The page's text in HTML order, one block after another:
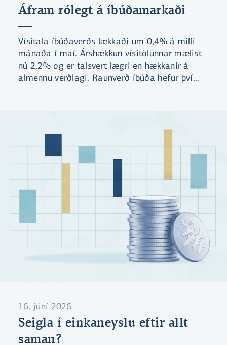
Áfram rólegt á íbúðamarkaði
Vísitala íbúðaverðs lækkaði um 0,4% á milli
mánaða í maí. Árshækkun vísitölunnar mælist
nú 2,2% og er talsvert lægri en hækkanir á
almennu verðlagi. Raunverð íbúða hefur því
jafnframt verið talsvert minni það sem af er
16. júní 2026
Seigla í einkaneyslu eftir allt
saman?